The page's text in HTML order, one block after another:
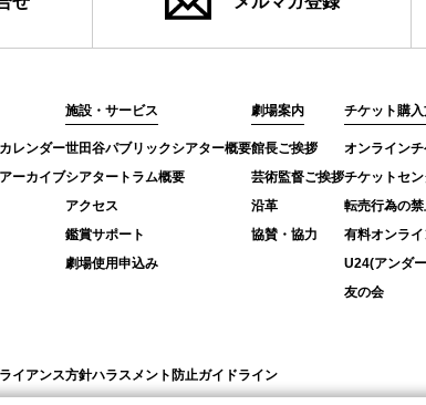
レンダー
ーカイブ
施設・サービス
世田谷パブリックシアター概要
シアタートラム概要
アクセス
鑑賞サポート
劇場使用申込み
劇場案内
館長ご挨拶
芸術監督ご挨拶
沿革
協賛・協力
チケット購
オンラインチ
チケットセ
転売行為の
有料オンラ
U24(アンダ
友の会
イアンス方針ハラスメント防止ガイドライン